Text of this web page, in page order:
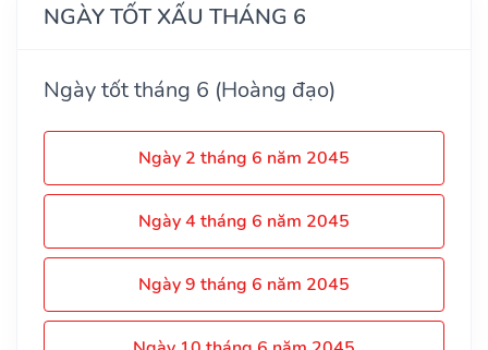
NGÀY TỐT XẤU THÁNG 6
Ngày tốt tháng 6 (Hoàng đạo)
Ngày 2 tháng 6 năm 2045
Ngày 4 tháng 6 năm 2045
Ngày 9 tháng 6 năm 2045